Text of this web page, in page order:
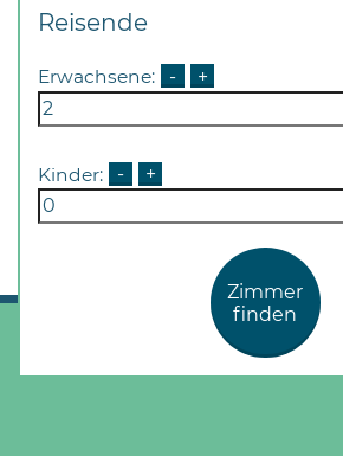
sowie
Öffnungszeiten
Reisende
Erwachsene: - +
Kinder: - +
Zimmer
finden